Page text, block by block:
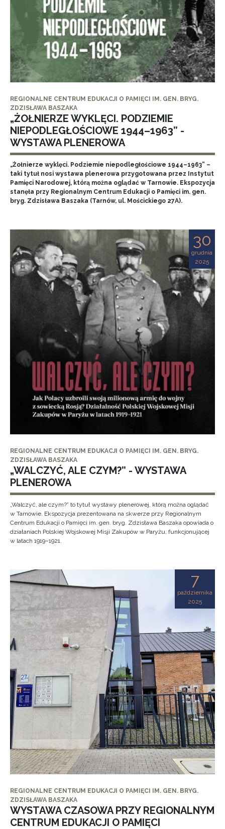
REGIONALNE CENTRUM EDUKACJI O PAMIĘCI IM. GEN. BRYG.
ZDZISŁAWA BASZAKA
„ŻOŁNIERZE WYKLĘCI. PODZIEMIE
NIEPODLEGŁOŚCIOWE 1944–1963” -
WYSTAWA PLENEROWA
„Żołnierze wyklęci. Podziemie niepodległościowe 1944–1963” –
taki tytuł nosi wystawa plenerowa przygotowana przez Instytut
Pamięci Narodowej, którą można oglądać w Tarnowie. Ekspozycja
stanęła przy Regionalnym Centrum Edukacji o Pamięci im. gen.
bryg. Zdzisława Baszaka (Tarnów, ul. Mościckiego 27A).
30
grudnia
2025
REGIONALNE CENTRUM EDUKACJI O PAMIĘCI IM. GEN. BRYG.
ZDZISŁAWA BASZAKA
„WALCZYĆ, ALE CZYM?” - WYSTAWA
PLENEROWA
„Walczyć, ale czym?” to tytuł wystawy plenerowej, którą można oglądać
w Tarnowie. Ekspozycja prezentowana na skwerze przy Regionalnym
Centrum Edukacji o Pamięci im. gen. bryg. Zdzisława Baszaka opowiada o
działaniach Polskiej Wojskowej Misji Zakupów w Paryżu, funkcjonującej
w latach 1919–1921.
7
października
2025
REGIONALNE CENTRUM EDUKACJI O PAMIĘCI IM. GEN. BRYG.
ZDZISŁAWA BASZAKA
WYSTAWA CZASOWA PRZY REGIONALNYM
CENTRUM EDUKACJI O PAMIĘCI